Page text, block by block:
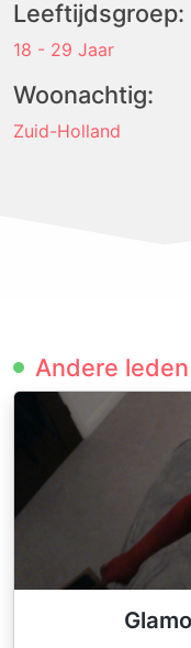
Leeftijdsgroep:
18 - 29 Jaar
Woonachtig:
Zuid-Holland
Andere